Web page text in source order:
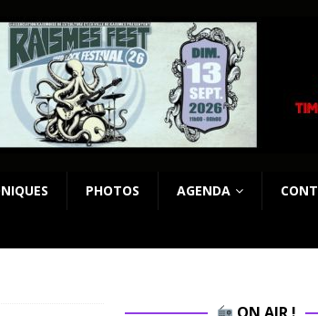
PHOTOS AGENDA